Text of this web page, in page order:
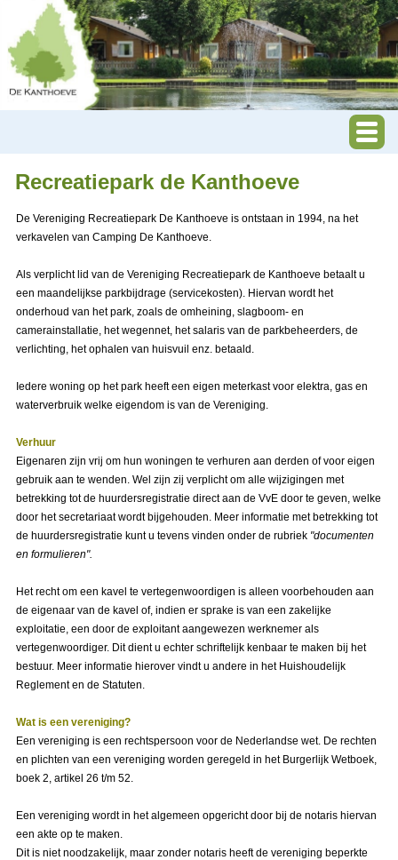
Recreatiepark de Kanthoeve
De Vereniging Recreatiepark De Kanthoeve is ontstaan in 1994, na het
verkavelen van Camping De Kanthoeve.
Als verplicht lid van de Vereniging Recreatiepark de Kanthoeve betaalt u
een maandelijkse parkbijdrage (servicekosten). Hiervan wordt het
onderhoud van het park, zoals de omheining, slagboom- en
camerainstallatie, het wegennet, het salaris van de parkbeheerders, de
verlichting, het ophalen van huisvuil enz. betaald.
Iedere woning op het park heeft een eigen meterkast voor elektra, gas en
waterverbruik welke eigendom is van de Vereniging.
Verhuur
Eigenaren zijn vrij om hun woningen te verhuren aan derden of voor eigen
gebruik aan te wenden. Wel zijn zij verplicht om alle wijzigingen met
betrekking tot de huurdersregistratie direct aan de VvE door te geven, welke
door het secretariaat wordt bijgehouden. Meer informatie met betrekking tot
de huurdersregistratie kunt u tevens vinden onder de rubriek "documenten
en formulieren".
Het recht om een kavel te vertegenwoordigen is alleen voorbehouden aan
de eigenaar van de kavel of, indien er sprake is van een zakelijke
exploitatie, een door de exploitant aangewezen werknemer als
vertegenwoordiger. Dit dient u echter schriftelijk kenbaar te maken bij het
bestuur. Meer informatie hierover vindt u andere in het Huishoudelijk
Reglement en de Statuten.
Wat is een vereniging?
Een vereniging is een rechtspersoon voor de Nederlandse wet. De rechten
en plichten van een vereniging worden geregeld in het Burgerlijk Wetboek,
boek 2, artikel 26 t/m 52.
Een vereniging wordt in het algemeen opgericht door bij de notaris hiervan
een akte op te maken.
Dit is niet noodzakelijk, maar zonder notaris heeft de vereniging beperkte